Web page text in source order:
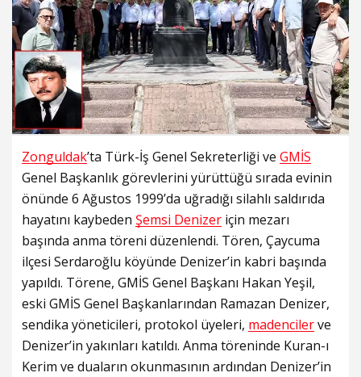
Zonguldak’ta Türk-İş Genel Sekreterliği ve GMİS
Genel Başkanlık görevlerini yürüttüğü sırada evinin
önünde 6 Ağustos 1999’da uğradığı silahlı saldırıda
hayatını kaybeden Şemsi Denizer için mezarı
başında anma töreni düzenlendi. Tören, Çaycuma
ilçesi Serdaroğlu köyünde Denizer’in kabri başında
yapıldı. Törene, GMİS Genel Başkanı Hakan Yeşil,
eski GMİS Genel Başkanlarından Ramazan Denizer,
sendika yöneticileri, protokol üyeleri, madencilerve
Denizer’in yakınları katıldı. Anma töreninde Kuran-ı
Kerim ve duaların okunmasının ardından Denizer’in